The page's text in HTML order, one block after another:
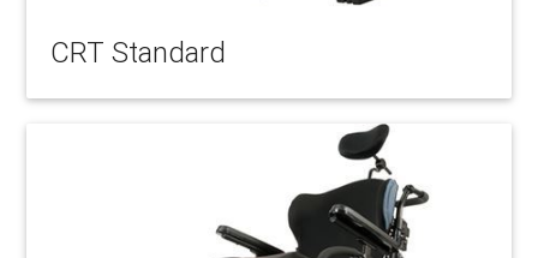
CRT Standard